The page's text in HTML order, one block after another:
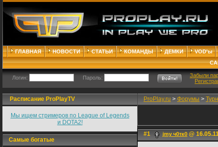
ГЛАВНАЯ НОВОСТИ СТАТЬИ КОМАНДЫ ДЕМКИ
VOD'ы
Логин: Пароль:
Забыли
Расписание ProPlayTV
Мы ищем стримеров по League of Legends
и DOTA2!
Самые богатые
ProPlay.ru > Форумы >
#1 jmy ч0тк0 @